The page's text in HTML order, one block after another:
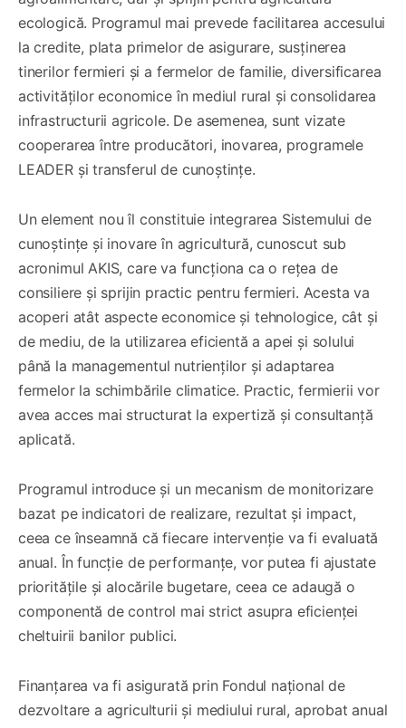
ecologică. Programul mai prevede facilitarea accesului
la credite, plata primelor de asigurare, susținerea
tinerilor fermieri și a fermelor de familie, diversificarea
activităților economice în mediul rural și consolidarea
infrastructurii agricole. De asemenea, sunt vizate
cooperarea între producători, inovarea, programele
LEADER și transferul de cunoștințe.
Un element nou îl constituie integrarea Sistemului de
cunoștințe și inovare în agricultură, cunoscut sub
acronimul AKIS, care va funcționa ca o rețea de
consiliere și sprijin practic pentru fermieri. Acesta va
acoperi atât aspecte economice și tehnologice, cât și
de mediu, de la utilizarea eficientă a apei și solului
până la managementul nutrienților și adaptarea
fermelor la schimbările climatice. Practic, fermierii vor
avea acces mai structurat la expertiză și consultanță
aplicată.
Programul introduce și un mecanism de monitorizare
bazat pe indicatori de realizare, rezultat și impact,
ceea ce înseamnă că fiecare intervenție va fi evaluată
anual. În funcție de performanțe, vor putea fi ajustate
prioritățile și alocările bugetare, ceea ce adaugă o
componentă de control mai strict asupra eficienței
cheltuirii banilor publici.
Finanțarea va fi asigurată prin Fondul național de
dezvoltare a agriculturii și mediului rural, aprobat anual